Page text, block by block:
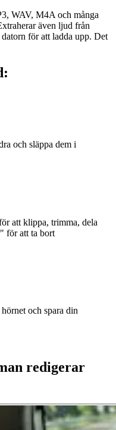
WAV, M4A och många
även ljud från
för att ladda upp. Det
och släppa dem i
att klippa, trimma, dela
för att ta bort
och spara din
redigerar